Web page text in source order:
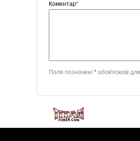
Коментар*
Поля позначені * обов'язкові